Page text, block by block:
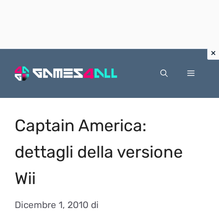
Menu
Captain America:
dettagli della versione
Wii
Dicembre 1, 2010 di